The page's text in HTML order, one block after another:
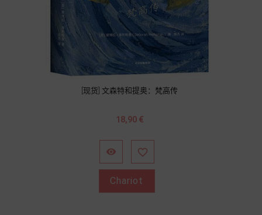
[现货] 文森特和提奥：梵高传
Prix
18,90 €
 
Chariot